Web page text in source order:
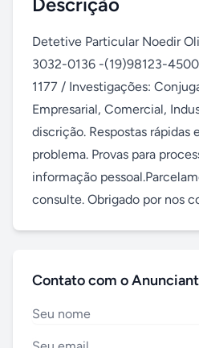
Detetive Particular Noedir
3032-0136 -(19)98123-
1177 / Investigações:
Empresarial, Comercial,
discrição. Respostas
problema. Provas para
informação
consulte. Obrigado por nos
Contato com o